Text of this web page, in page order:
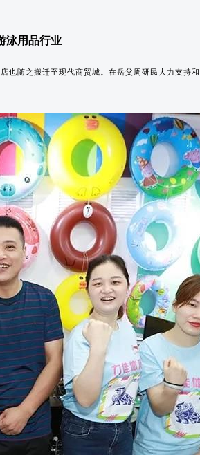
泳用品行业
随之搬迁至现代商贸城。在岳父周研民大力支持